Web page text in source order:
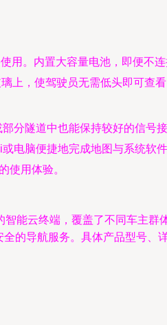
用。内置大容量电池，即便不
上，使驾驶员无需低头即可查
分隧道中也能保持较好的信号接
电脑便捷地完成地图与系统软件
使用体验。
能云终端，覆盖了不同车主群
的导航服务。具体产品型号、